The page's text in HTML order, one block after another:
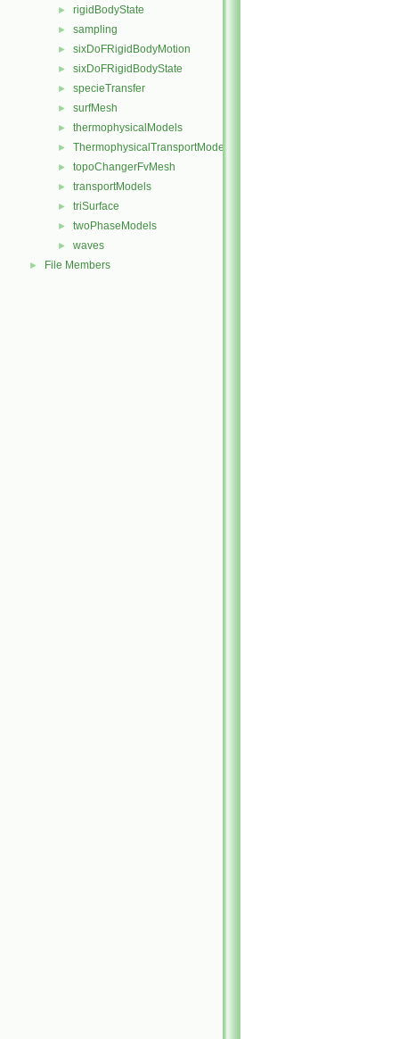
► rigidBodyState
► sampling
► sixDoFRigidBodyMotion
► sixDoFRigidBodyState
► specieTransfer
► surfMesh
► thermophysicalModels
► ThermophysicalTransportModels
► topoChangerFvMesh
► transportModels
► triSurface
► twoPhaseModels
► waves
► File Members